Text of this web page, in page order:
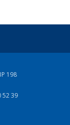
198
52 39